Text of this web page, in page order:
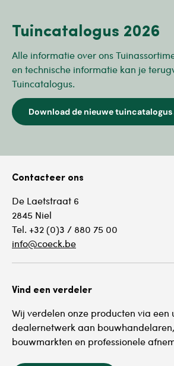
Tuincatalogus 2026
Alle informatie over ons
en technische informatie kan je
Tuincatalogus.
Download de nieuwe tuincatalogus
Contacteer ons
De Laetstraat 6
2845 Niel
Tel. +32 (0)3 / 880 75 00
info@coeck.be
Vind een verdeler
Wij verdelen onze producten via een
dealernetwerk aan
bouwmarkten en professionele